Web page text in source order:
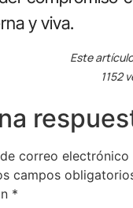
y viva.
Este
1152
correo electrónico
campos
*